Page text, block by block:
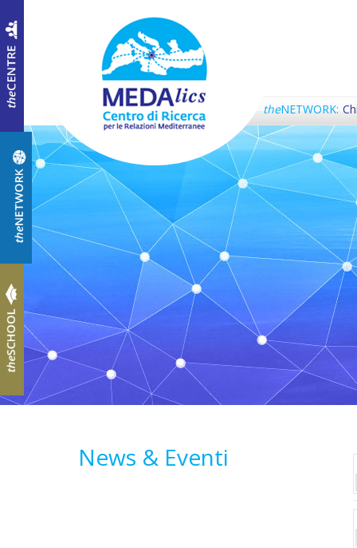
theNETWORK:
News & Eventi